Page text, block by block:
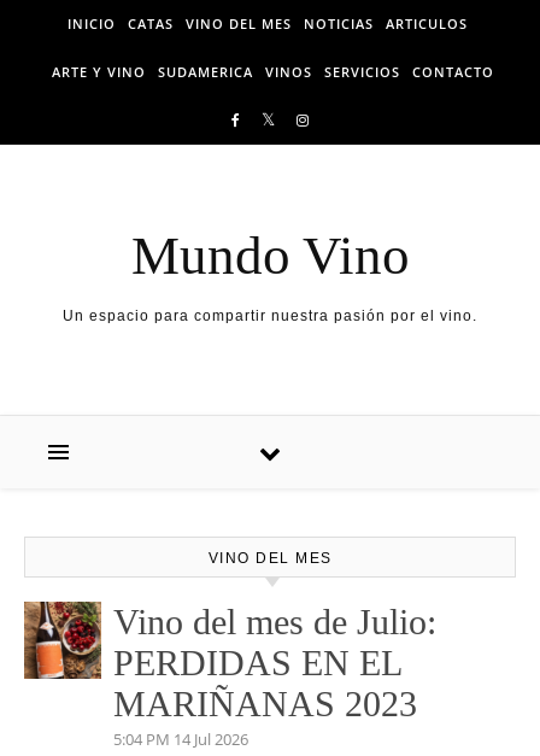
Skip to content
INICIO CATAS VINO DEL MES NOTICIAS ARTICULOS
ARTE Y VINO SUDAMERICA VINOS SERVICIOS CONTACTO
Mundo Vino
Un espacio para compartir nuestra pasión por el vino.
VINO DEL MES
Vino del mes de Julio:
PERDIDAS EN EL
MARIÑANAS 2023
5:04 PM 14 Jul 2026